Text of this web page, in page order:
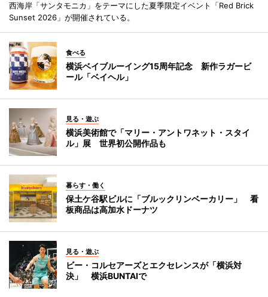
西海岸「サンタモニカ」をテーマにした夏季限定イベント「Red Brick
Sunset 2026」が開催されている。
食べる
横浜ベイブルーイング15周年記念 新作ラガービ
ール「ベイヘル」
見る・遊ぶ
横浜美術館で「マリー・アントワネット・スタイ
ル」展 世界初公開作品も
暮らす・働く
保土ケ谷駅ビルに「ブルックリンベーカリー」 看
板商品は高加水ドーナツ
見る・遊ぶ
ビー・コルセアーズとエクセレンスが「横浜対
決」 横浜BUNTAIで